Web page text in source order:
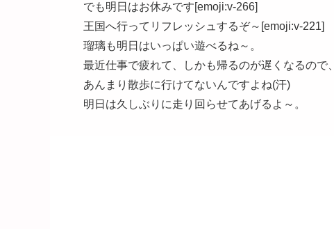
でも明日はお休みです[emoji:v-266]
王国へ行ってリフレッシュするぞ～[emoji:v-221]
瑠璃も明日はいっぱい遊べるね～。
最近仕事で疲れて、しかも帰るのが遅くなるので、
あんまり散歩に行けてないんですよね(汗)
明日は久しぶりに走り回らせてあげるよ～。